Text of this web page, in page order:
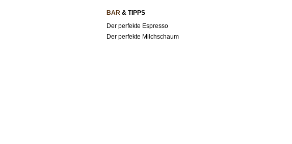
BAR& TIPPS
Der perfekte Espresso
Der perfekte Milchschaum